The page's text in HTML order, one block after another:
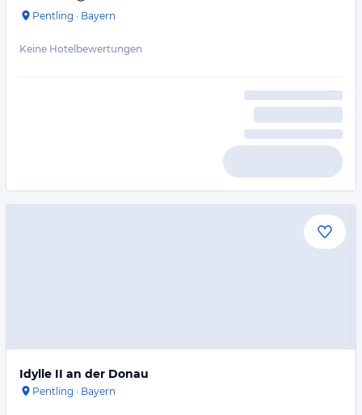
Pentling · Bayern
Keine Hotelbewertungen
Idylle II an der Donau
Pentling · Bayern